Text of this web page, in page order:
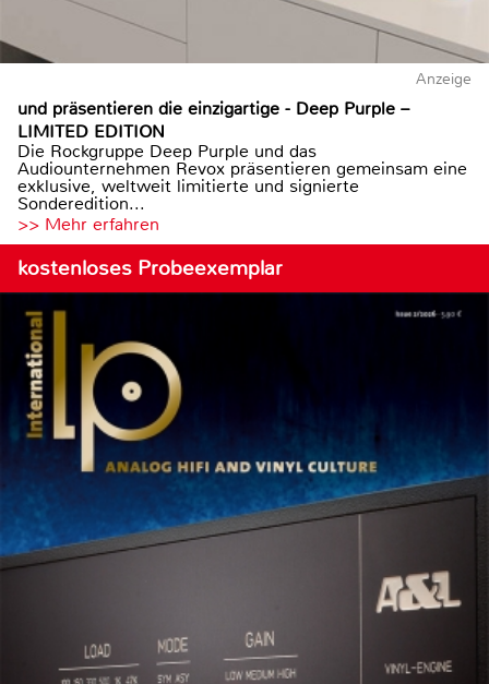
Anzeige
und präsentieren die einzigartige - Deep Purple –
LIMITED EDITION
Die Rockgruppe Deep Purple und das
Audiounternehmen Revox präsentieren gemeinsam eine
exklusive, weltweit limitierte und signierte
Sonderedition...
>> Mehr erfahren
kostenloses Probeexemplar